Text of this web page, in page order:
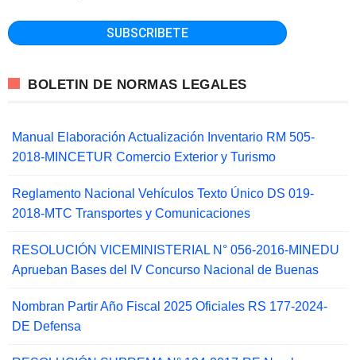
BOLETIN DE NORMAS LEGALES
Manual Elaboración Actualización Inventario RM 505-
2018-MINCETUR Comercio Exterior y Turismo
Reglamento Nacional Vehículos Texto Único DS 019-
2018-MTC Transportes y Comunicaciones
RESOLUCIÓN VICEMINISTERIAL N° 056-2016-MINEDU
Aprueban Bases del IV Concurso Nacional de Buenas
Nombran Partir Año Fiscal 2025 Oficiales RS 177-2024-
DE Defensa